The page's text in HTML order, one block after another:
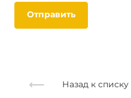
Отправить
Назад к списку